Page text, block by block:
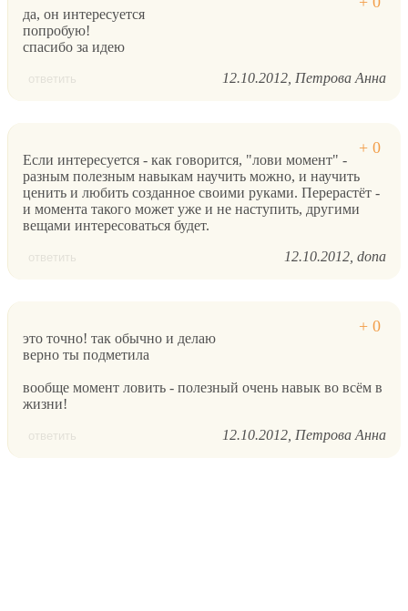
да, он интересуется
попробую!
спасибо за идею
ответить 12.10.2012 Петрова Анна
Если интересуется - как говорится, "лови момент" -
разным полезным навыкам научить можно, и научить
ценить и любить созданное своими руками. Перерастёт -
и момента такого может уже и не наступить, другими
вещами интересоваться будет.
ответить 12.10.2012 dona
это точно! так обычно и делаю
верно ты подметила
вообще момент ловить - полезный очень навык во всём в
жизни!
ответить 12.10.2012 Петрова Анна